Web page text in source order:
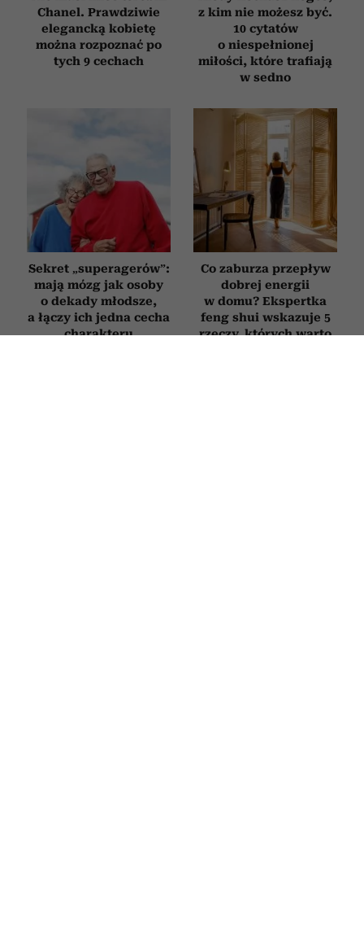
Chanel. Prawdziwie
elegancką kobietę
można rozpoznać po
tych 9 cechach
z kim nie możesz być.
10 cytatów
o niespełnionej
miłości, które trafiają
w sedno
Sekret „superagerów”:
mają mózg jak osoby
o dekady młodsze,
a łączy ich jedna cecha
charakteru
Co zaburza przepływ
dobrej energii
w domu? Ekspertka
feng shui wskazuje 5
rzeczy, których warto